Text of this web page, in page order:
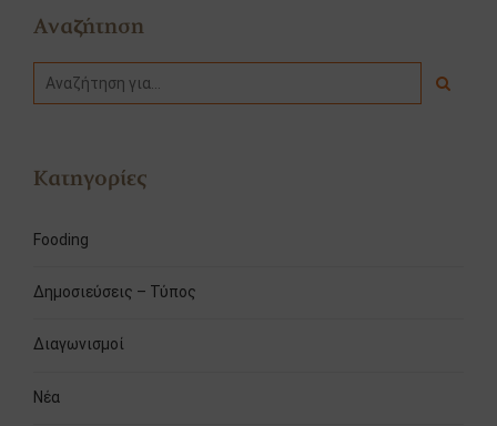
Αναζήτηση
Κατηγορίες
Fooding
Δημοσιεύσεις – Τύπος
Διαγωνισμοί
Νέα